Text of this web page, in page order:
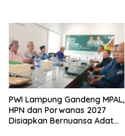
PWI Lampung Gandeng MPAL,
HPN dan Porwanas 2027
Disiapkan Bernuansa Adat